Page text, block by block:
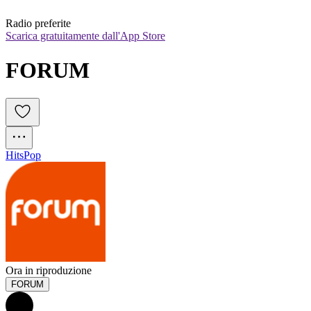
Radio preferite
Scarica gratuitamente dall'App Store
FORUM
HitsPop
Ora in riproduzione
FORUM